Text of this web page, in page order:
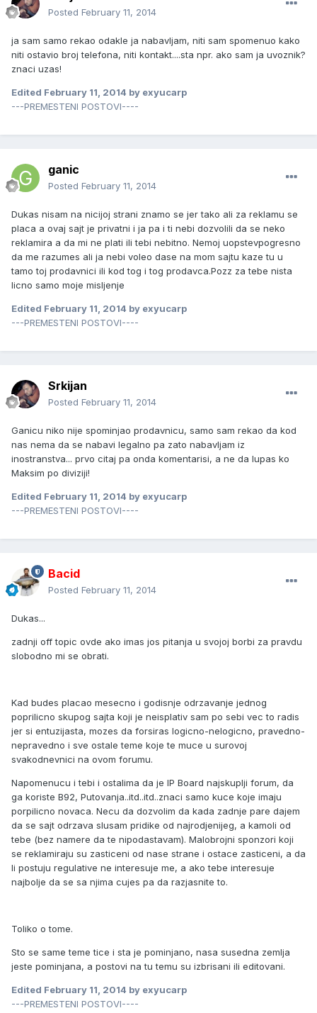
Posted February 11, 2014
ja sam samo rekao odakle ja nabavljam, niti sam spomenuo kako
niti ostavio broj telefona, niti kontakt....sta npr. ako sam ja uvoznik?
znaci uzas!
Edited February 11, 2014 by exyucarp
---PREMESTENI POSTOVI----
ganic
Posted February 11, 2014
Dukas nisam na nicijoj strani znamo se jer tako ali za reklamu se
placa a ovaj sajt je privatni i ja pa i ti nebi dozvolili da se neko
reklamira a da mi ne plati ili tebi nebitno. Nemoj uopstevpogresno
da me razumes ali ja nebi voleo dase na mom sajtu kaze tu u
tamo toj prodavnici ili kod tog i tog prodavca.Pozz za tebe nista
licno samo moje misljenje
Edited February 11, 2014 by exyucarp
---PREMESTENI POSTOVI----
Srkijan
Posted February 11, 2014
Ganicu niko nije spominjao prodavnicu, samo sam rekao da kod
nas nema da se nabavi legalno pa zato nabavljam iz
inostranstva... prvo citaj pa onda komentarisi, a ne da lupas ko
Maksim po diviziji!
Edited February 11, 2014 by exyucarp
---PREMESTENI POSTOVI----
Bacid
Posted February 11, 2014
Dukas...
zadnji off topic ovde ako imas jos pitanja u svojoj borbi za pravdu
slobodno mi se obrati.
Kad budes placao mesecno i godisnje odrzavanje jednog
poprilicno skupog sajta koji je neisplativ sam po sebi vec to radis
jer si entuzijasta, mozes da forsiras logicno-nelogicno, pravedno-
nepravedno i sve ostale teme koje te muce u surovoj
svakodnevnici na ovom forumu.
Napomenucu i tebi i ostalima da je IP Board najskuplji forum, da
ga koriste B92, Putovanja..itd..itd..znaci samo kuce koje imaju
porpilicno novaca. Necu da dozvolim da kada zadnje pare dajem
da se sajt odrzava slusam pridike od najrodjenijeg, a kamoli od
tebe (bez namere da te nipodastavam). Malobrojni sponzori koji
se reklamiraju su zasticeni od nase strane i ostace zasticeni, a da
li postuju regulative ne interesuje me, a ako tebe interesuje
najbolje da se sa njima cujes pa da razjasnite to.
Toliko o tome.
Sto se same teme tice i sta je pominjano, nasa susedna zemlja
jeste pominjana, a postovi na tu temu su izbrisani ili editovani.
Edited February 11, 2014 by exyucarp
---PREMESTENI POSTOVI----